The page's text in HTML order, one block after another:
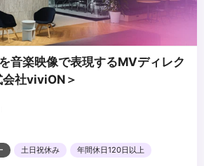
自分事として喜べる方
音楽映像で表現するMVディレク
会社viviON＞
土日祝休み
年間休日120日以上